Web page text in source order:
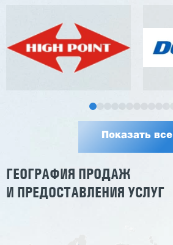
Показать все
ГЕОГРАФИЯ ПРОДАЖ
И ПРЕДОСТАВЛЕНИЯ УСЛУГ